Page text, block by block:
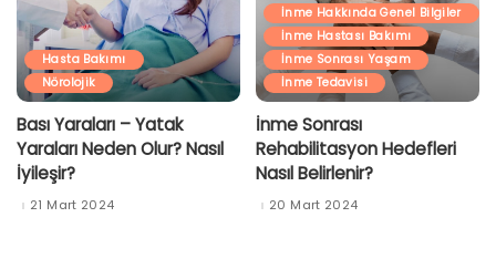
Hasta Bakımı
Nörolojik
Bası Yaraları – Yatak
Yaraları Neden Olur? Nasıl
İyileşir?
21 Mart 2024
İnme Hakkında Genel Bilgiler
İnme Hastası Bakımı
İnme Sonrası Yaşam
İnme Tedavisi
İnme Sonrası
Rehabilitasyon Hedefleri
Nasıl Belirlenir?
20 Mart 2024